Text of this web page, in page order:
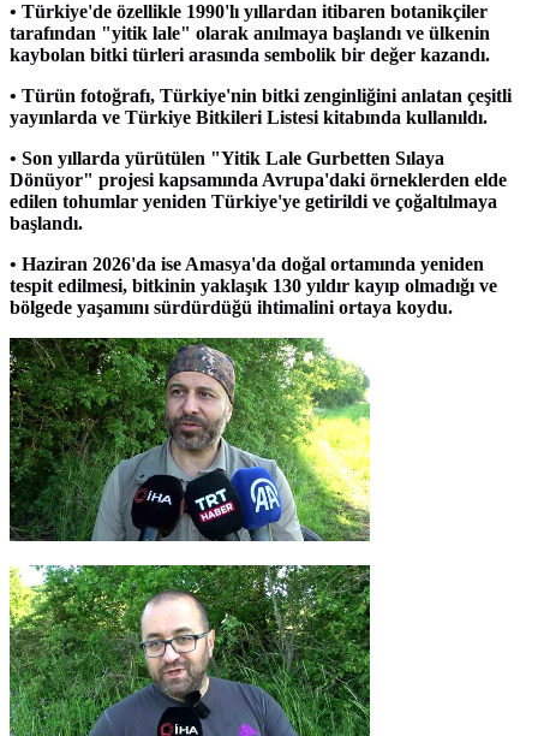
• Türkiye'de özellikle 1990'lı yıllardan itibaren botanikçiler
tarafından "yitik lale" olarak anılmaya başlandı ve ülkenin
kaybolan bitki türleri arasında sembolik bir değer kazandı.
• Türün fotoğrafı, Türkiye'nin bitki zenginliğini anlatan çeşitli
yayınlarda ve Türkiye Bitkileri Listesi kitabında kullanıldı.
• Son yıllarda yürütülen "Yitik Lale Gurbetten Sılaya
Dönüyor" projesi kapsamında Avrupa'daki örneklerden elde
edilen tohumlar yeniden Türkiye'ye getirildi ve çoğaltılmaya
başlandı.
• Haziran 2026'da ise Amasya'da doğal ortamında yeniden
tespit edilmesi, bitkinin yaklaşık 130 yıldır kayıp olmadığı ve
bölgede yaşamını sürdürdüğü ihtimalini ortaya koydu.